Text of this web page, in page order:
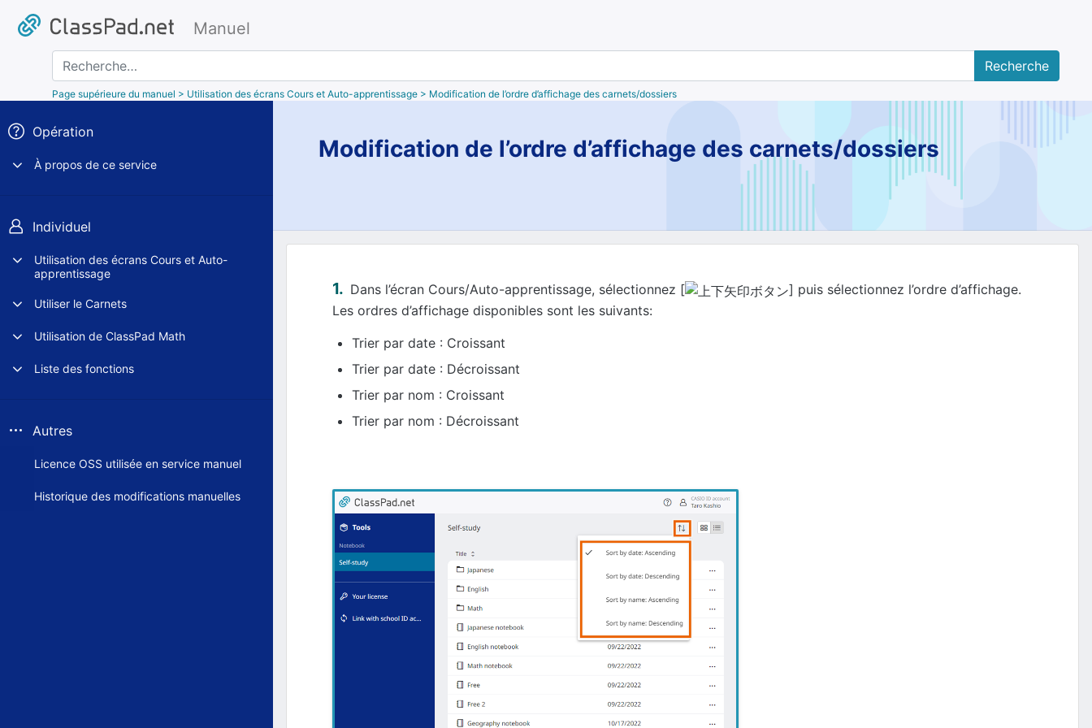
Manuel
Recherche
Page supérieure du manuel > Utilisation des écrans Cours et Auto-apprentissage > Modification de l’ordre d’affichage des carnets/dossiers
Opération
À propos de ce service
Individuel
Utilisation des écrans Cours et Auto-
apprentissage
Utiliser le Carnets
Utilisation de ClassPad Math
Liste des fonctions
Autres
Licence OSS utilisée en service manuel
Historique des modifications manuelles
Modification de l’ordre d’affichage des carnets/dossiers
Dans l’écran Cours/Auto-apprentissage, sélectionnez [
] puis sélectionnez l’ordre d’affichage.
Les ordres d’affichage disponibles sont les suivants:
Trier par date : Croissant
Trier par date : Décroissant
Trier par nom : Croissant
Trier par nom : Décroissant